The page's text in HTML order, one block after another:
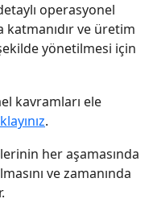
operasyonel
katmanıdır ve üretim
yönetilmesi için
kavramları ele
.
her aşamasında
ve zamanında